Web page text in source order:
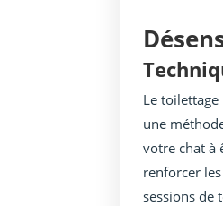
Le
une
votre chat à
renforcer
sessions de